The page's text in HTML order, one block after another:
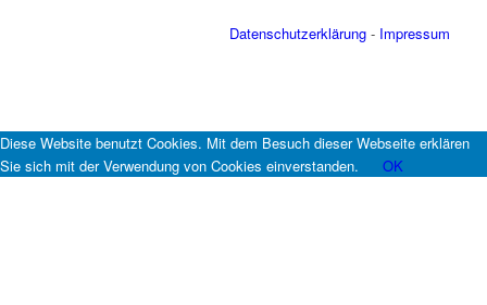
Datenschutzerklärung - Impressum
Diese Website benutzt Cookies. Mit dem Besuch dieser Webseite erklären
Sie sich mit der Verwendung von Cookies einverstanden.
OK